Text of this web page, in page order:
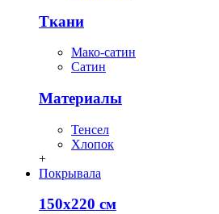
Ткани
Мако-сатин
Сатин
Материалы
Тенсел
Хлопок
+
Покрывала
150х220 см